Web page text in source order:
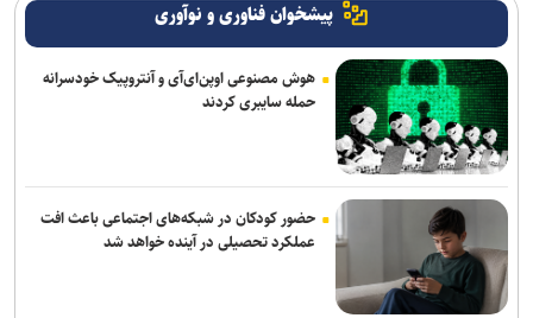
پیشخوان فناوری و نوآوری
هوش مصنوعی اوپن‌ای‌آی و آنتروپیک خودسرانه
حمله سایبری کردند
حضور کودکان در شبکه‌های اجتماعی باعث افت
عملکرد تحصیلی در آینده خواهد شد